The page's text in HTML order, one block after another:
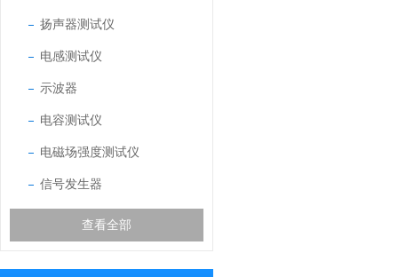
扬声器测试仪
电感测试仪
示波器
电容测试仪
电磁场强度测试仪
信号发生器
查看全部